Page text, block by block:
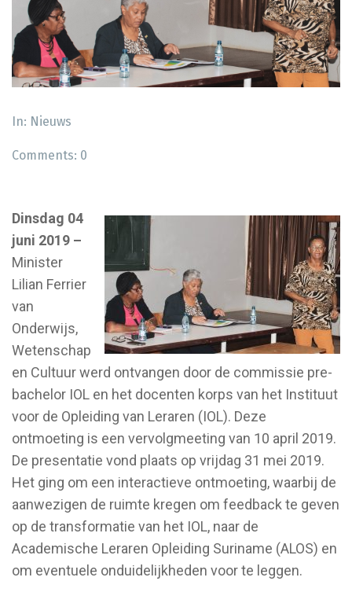
In: Nieuws
Comments: 0
Dinsdag 04
juni 2019 –
Minister
Lilian Ferrier
van
Onderwijs,
Wetenschap
en Cultuur werd ontvangen door de commissie pre-
bachelor IOL en het docenten korps van het Instituut
voor de Opleiding van Leraren (IOL). Deze
ontmoeting is een vervolgmeeting van 10 april 2019.
De presentatie vond plaats op vrijdag 31 mei 2019.
Het ging om een interactieve ontmoeting, waarbij de
aanwezigen de ruimte kregen om feedback te geven
op de transformatie van het IOL, naar de
Academische Leraren Opleiding Suriname (ALOS) en
om eventuele onduidelijkheden voor te leggen.